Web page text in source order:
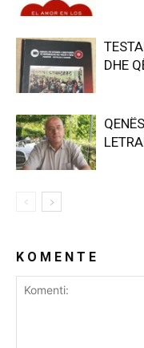
DHE
K O M E N T E